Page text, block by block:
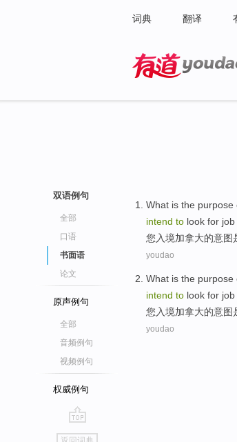
词典 翻译
双语例句
全部
口语
书面语
论文
原声例句
全部
音频例句
视频例句
权威例句
go
What is the purpose
intend to look for job
您 入境加拿大的意图
youdao
What is the purpose
intend to look for job
您 入境加拿大的意图
youdao